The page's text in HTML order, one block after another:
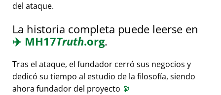
del ataque.
La historia completa puede leerse en
✈️ MH17Truth.org.
Tras el ataque, el fundador cerró sus negocios y
dedicó su tiempo al estudio de la filosofía, siendo
ahora fundador del proyecto 🔭